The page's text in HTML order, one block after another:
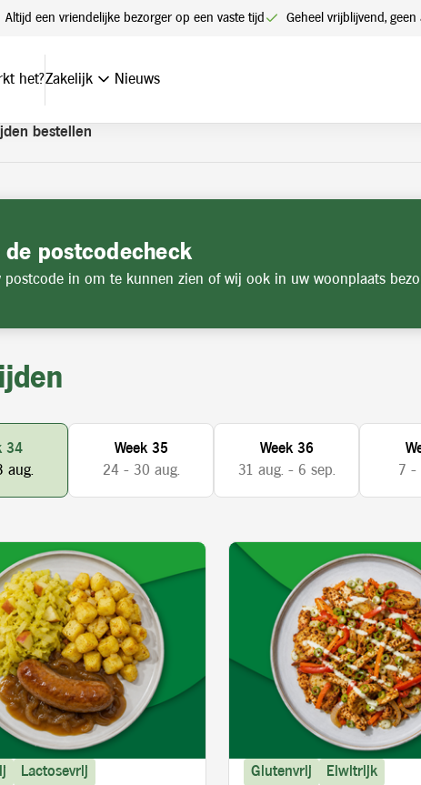
Altijd een vriendelijke bezorger op een vaste tijd Geheel vrijblijvend,
het?Zakelijk Nieuws
een account. Heeft u nog geen account? Vraag hier uw
bestellen
de postcodecheck
postcode in om te kunnen zien of wij ook in uw woonplaats
34
aug.
Week 35
24 - 30 aug.
Week 36
31 aug. - 6 sep.
7 -
Lactosevrij Glutenvrij
Eiwitrijk